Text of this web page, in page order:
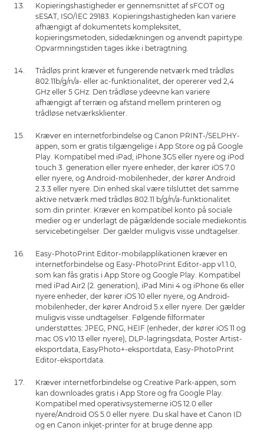
Kopieringshastigheder er gennemsnittet af sFCOT og
sESAT, ISO/IEC 29183. Kopieringshastigheden kan variere
afhængigt af dokumentets kompleksitet,
kopieringsmetoden, sidedækningen og anvendt papirtype.
Opvarmningstiden tages ikke i betragtning.
Trådløs print kræver et fungerende netværk med trådløs
802.11b/g/n/a- eller ac-funktionalitet, der opererer ved 2,4
GHz eller 5 GHz. Den trådløse ydeevne kan variere
afhængigt af terræn og afstand mellem printeren og
trådløse netværksklienter.
Kræver en internetforbindelse og Canon PRINT-/SELPHY-
appen, som er gratis tilgængelige i App Store og på Google
Play. Kompatibel med iPad, iPhone 3GS eller nyere og iPod
touch 3. generation eller nyere enheder, der kører iOS 7.0
eller nyere, og Android-mobilenheder, der kører Android
2.3.3 eller nyere. Din enhed skal være tilsluttet det samme
aktive netværk med trådløs 802.11 b/g/n/a-funktionalitet
som din printer. Kræver en kompatibel konto på sociale
medier og er underlagt de pågældende sociale mediekontis
servicebetingelser. Der gælder muligvis visse undtagelser.
Easy-PhotoPrint Editor-mobilapplikationen kræver en
internetforbindelse og Easy-PhotoPrint Editor-app v1.1.0,
som kan fås gratis i App Store og Google Play. Kompatibel
med iPad Air2 (2. generation), iPad Mini 4 og iPhone 6s eller
nyere enheder, der kører iOS 10 eller nyere, og Android-
mobilenheder, der kører Android 5.x eller nyere. Der gælder
muligvis visse undtagelser. Følgende filformater
understøttes: JPEG, PNG, HEIF (enheder, der kører iOS 11 og
mac OS v10.13 eller nyere), DLP-lagringsdata, Poster Artist-
eksportdata, EasyPhoto+-eksportdata, Easy-PhotoPrint
Editor-eksportdata.
Kræver internetforbindelse og Creative Park-appen, som
kan downloades gratis i App Store og fra Google Play.
Kompatibel med operativsystemerne iOS 12.0 eller
nyere/Android OS 5.0 eller nyere. Du skal have et Canon ID
og en Canon inkjet-printer for at bruge denne app.